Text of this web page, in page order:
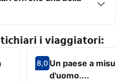
i viaggiatori:
scala da 1 a 10 10
Valutazione degli ospiti
8,0 Un paese a misura
d'uomo....